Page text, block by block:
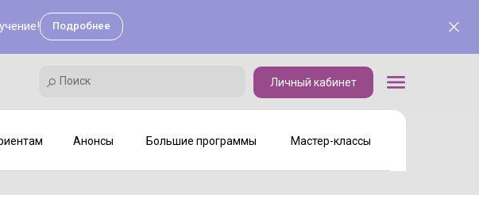
Подробнее
Личный кабинет
Поиск
Мастер-классы
Анонсы Большие программы
Поиск